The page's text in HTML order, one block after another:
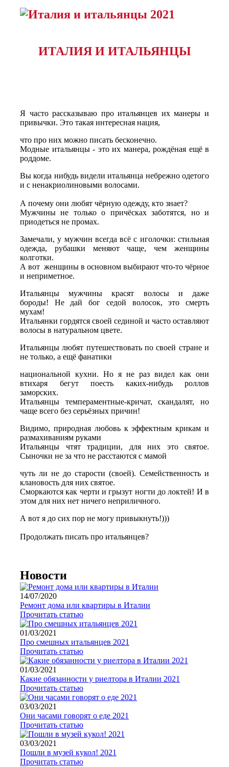
ИТАЛИЯ И ИТАЛЬЯНЦЫ
Я часто рассказываю про итальянцев их манеры и
привычки. Это такая интересная нация,
что про них можно писать бесконечно.
Модные итальянцы - это их манера, рождёная ещё в
роддоме.
Вы когда нибудь видели итальянца небрежно одетого
и с ненакриолиновыми волосами.
А почему они любят чёрную одежду, кто знает?
Мужчины не только о причёсках заботятся, но и
приодеться не промах.
Замечали, у мужчин всегда всё с иголочки: стильная
одежда, рубашки меняют чаще, чем женщины
колготки.
А вот женщины в основном выбирают что-то чёрное
и неприметное.
Итальянцы мужчины красят волосы и даже
бороды! Не дай бог седой волосок, это смерть
мухам!
Итальянки гордятся своей сединой и часто оставляют
волосы в натуральном цвете.
Итальянцы любят путешествовать по своей стране и
не только, а ещё фанатики
национальной кухни. Но я не раз видел как они
втихаря бегут поесть каких-нибудь роллов
заморских.
Итальянцы темпераментные-кричат, скандалят, но
чаще всего без серьёзных причин!
Видимо, природная любовь к эффектным крикам и
размахиваниям руками
Итальянцы чтят традиции, для них это святое.
Сыночки не за что не расстаются с мамой
чуть ли не до старости (своей). Семейственность и
клановость для них святое.
Сморкаются как черти и грызут ногти до локтей! И в
этом для них нет ничего неприличного.
А вот я до сих пор не могу привыкнуть!)))
Продолжать писать про итальянцев?
Новости
14/07/2020
Pемонт дома или квартиры в Италии
Прочитать статью
01/03/2021
Про смешных итальянцев 2021
Прочитать статью
01/03/2021
Какие обязанности у риелтора в Италии 2021
Прочитать статью
03/03/2021
Они часами говорят о еде 2021
Прочитать статью
03/03/2021
Пошли в музей кукол! 2021
Прочитать статью